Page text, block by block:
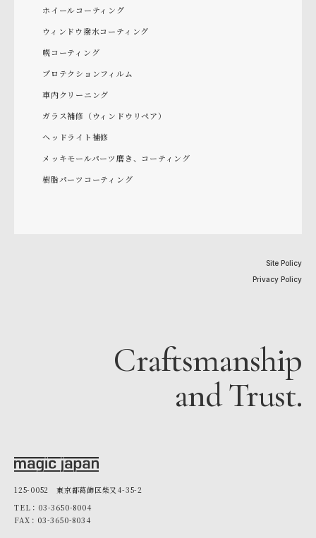
ホイールコーティング
ウィンドウ撥水コーティング
幌コーティング
プロテクションフィルム
車内クリーニング
ガラス補修（ウィンドウリペア）
ヘッドライト補修
メッキモールパーツ磨き、コーティング
樹脂パーツコーティング
Site Policy
Privacy Policy
Craftsmanship
and Trust.
125-0052 東京都葛飾区柴又4-35-2
TEL：03-3650-8004
FAX：03-3650-8034